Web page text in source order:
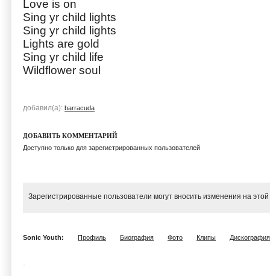
Love is on
Sing yr child lights
Sing yr child lights
Lights are gold
Sing yr child life
Wildflower soul
добавил(а): barracuda
ДОБАВИТЬ КОММЕНТАРИЙ
Доступно только для зарегистрированных пользователей
Зарегистрированные пользователи могут вносить изменения на
Sonic Youth: Профиль Биография Фото Клипы Дискография